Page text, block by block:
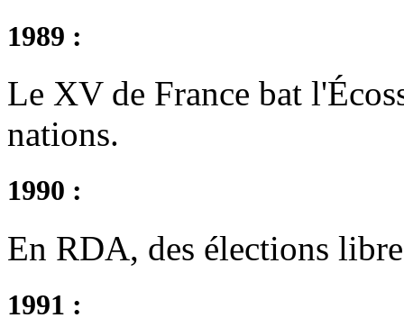
1989 :
Le XV de France bat
nations.
1990 :
En RDA, des élections
1991 :